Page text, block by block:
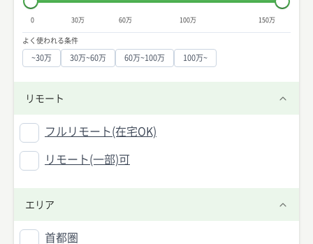
0 30万 60万 100万 150万
よく使われる条件
~30万 30万~60万 60万~100万 100万~
リモート
フルリモート(在宅OK)
リモート(一部)可
エリア
首都圏